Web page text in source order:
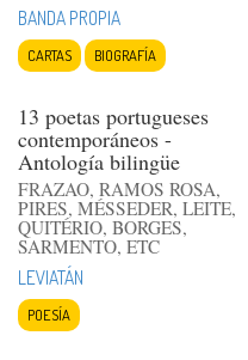
BANDA PROPIA
CARTAS BIOGRAFÍA
13 poetas portugueses
contemporáneos -
Antología bilingüe
FRAZAO, RAMOS ROSA,
PIRES, MÉSSEDER, LEITE,
QUITÉRIO, BORGES,
SARMENTO, ETC
LEVIATÁN
POESÍA